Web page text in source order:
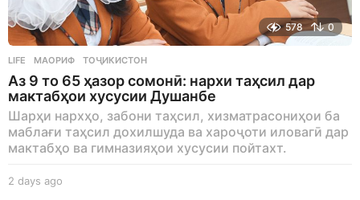
578 0
LIFE МАОРИФ ,ТОҶИКИСТОН
Аз 9 то 65 ҳазор сомонӣ: нархи таҳсил дар
мактабҳои хусусии Душанбе
Шарҳи нархҳо, забони таҳсил, хизматрасониҳои ба
маблағи таҳсил дохилшуда ва хароҷоти иловагӣ дар
мактабҳо ва гимназияҳои хусусии пойтахт.
2 days ago